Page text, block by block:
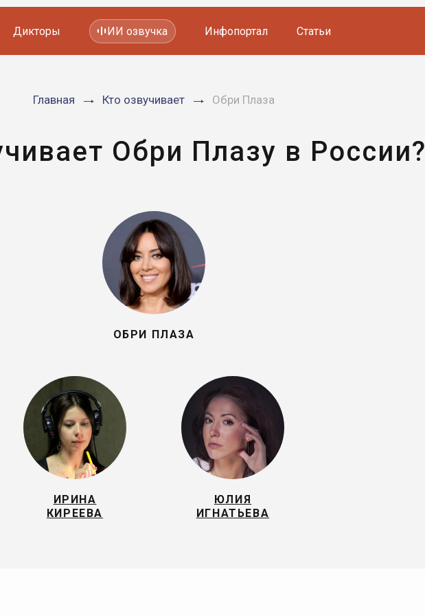
Мультфильмов
Дикторы ИИ озвучка Инфопортал Статьи
Главная Кто озвучивает Обри Плаза
Обри Плазу в России?
ОБРИ ПЛАЗА
ИРИНА
КИРЕЕВА
ЮЛИЯ
ИГНАТЬЕВА